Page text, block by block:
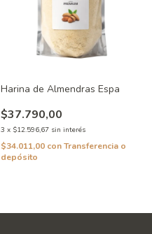
Harina de Almendras Espa
$37.790,00
3 x $12.596,67 sin interés
$34.011,00 conTransferencia o
depósito